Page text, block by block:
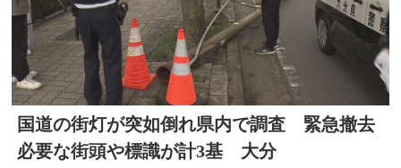
国道の街灯が突如倒れ県内で調査 緊急撤去
必要な街頭や標識が計3基 大分